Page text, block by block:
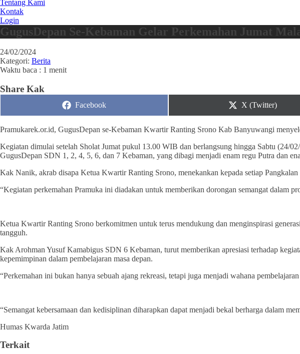
Tentang Kami
Kontak
Login
GugusDepan Se-Kebaman Gelar Perkemahan Jumat
24/02/2024
Kategori: Berita
Waktu baca : 1 menit
Share Kak
Share
Facebook
Share
X (Twitter)
Pramukarek.or.id, GugusDepan se-Kebaman Kwartir Ranting Srono Kab Banyuwangi
Kegiatan dimulai setelah Sholat Jumat pukul 13.00 WIB dan berlangsung hingga Sabtu (24/
GugusDepan SDN 1, 2, 4, 5, 6, dan 7 Kebaman, yang dibagi menjadi enam regu Putra dan
Kak Nanik, akrab disapa Ketua Kwartir Ranting Srono, menekankan kepada setiap
“Kegiatan perkemahan Pramuka ini diadakan untuk memberikan dorongan semangat dalam
Ketua Kwartir Ranting Srono berkomitmen untuk terus mendukung dan menginspirasi
tangguh.
Kak Arohman Yusuf Kamabigus SDN 6 Kebaman, turut memberikan apresiasi terhadap
kepemimpinan dalam pembelajaran masa depan.
“Perkemahan ini bukan hanya sebuah ajang rekreasi, tetapi juga menjadi wahana
“Semangat kebersamaan dan kedisiplinan diharapkan dapat menjadi bekal berharga dalam
Humas Kwarda Jatim
Terkait